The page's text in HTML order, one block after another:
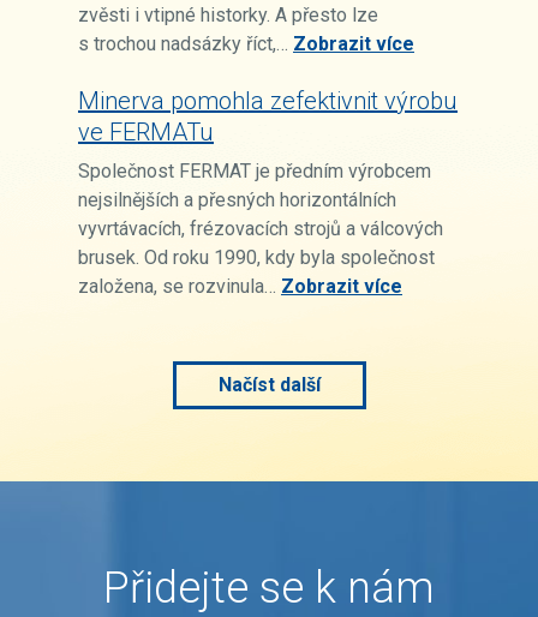
zvěsti i vtipné historky. A přesto lze
s trochou nadsázky říct,… Zobrazit více
Minerva pomohla zefektivnit výrobu
ve FERMATu
Společnost FERMAT je předním výrobcem
nejsilnějších a přesných horizontálních
vyvrtávacích, frézovacích strojů a válcových
brusek. Od roku 1990, kdy byla společnost
založena, se rozvinula… Zobrazit více
Načíst další
Přidejte se k nám